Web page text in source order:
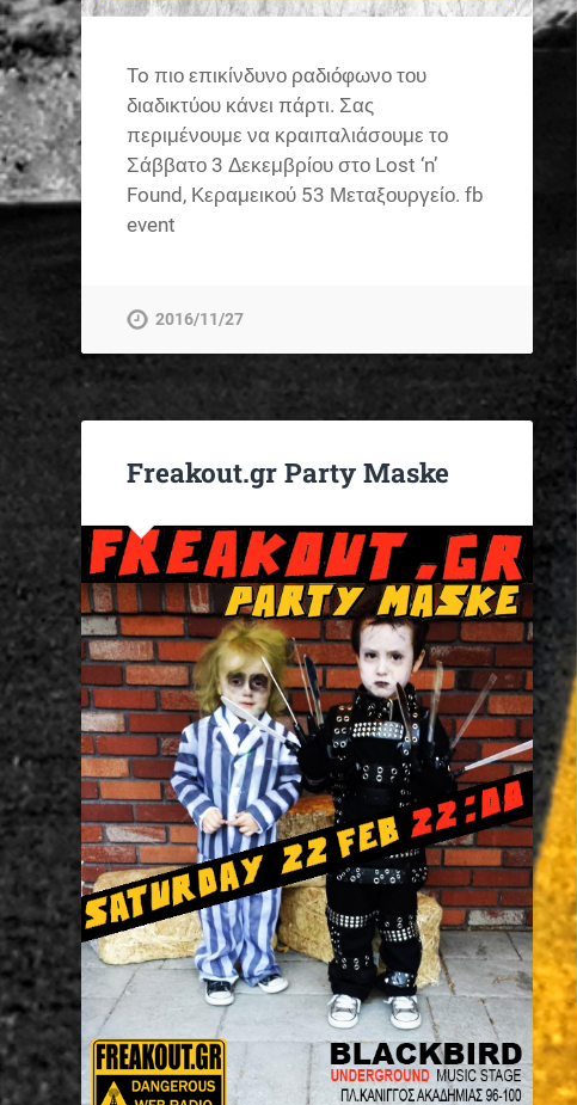
To πιο επικίνδυνο ραδιόφωνο του
διαδικτύου κάνει πάρτι. Σας
περιμένουμε να κραιπαλιάσουμε το
Σάββατο 3 Δεκεμβρίου στο Lost ‘n’
Found, Κεραμεικού 53 Μεταξουργείο. fb
event
2016/11/27
Freakout.gr Party Maske